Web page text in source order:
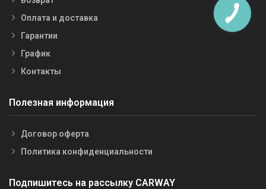
Оплата и доставка
Гарантии
График
Контакты
Полезная информация
Договор оферта
Политика конфиденциальности
Подпишитесь на рассылку CARWAY